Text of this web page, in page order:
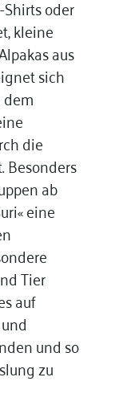
oder
kleine
aus
sich
dem
die
ab
eine
Tier
auf
und so
zu